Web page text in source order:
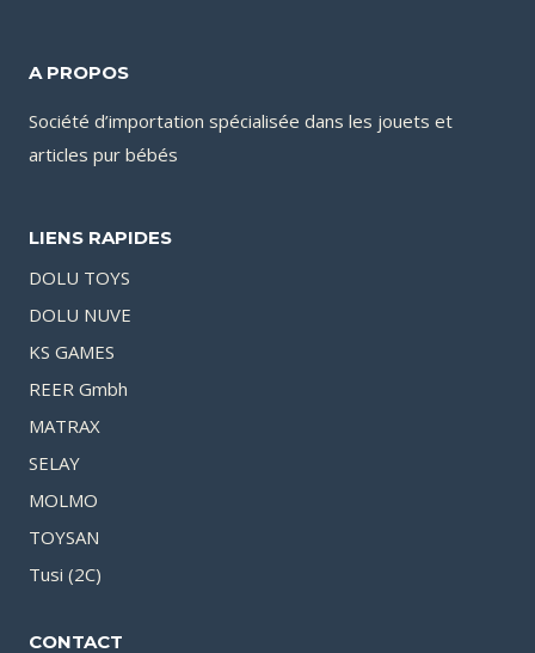
A PROPOS
Société d’importation spécialisée dans les jouets et
articles pur bébés
LIENS RAPIDES
DOLU TOYS
DOLU NUVE
KS GAMES
REER Gmbh
MATRAX
SELAY
MOLMO
TOYSAN
Tusi (2C)
CONTACT